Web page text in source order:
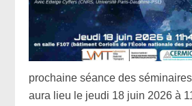
prochaine séance des
aura lieu le jeudi 18 juin 2026 à